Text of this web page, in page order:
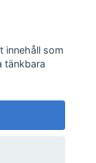
innehåll som
tänkbara